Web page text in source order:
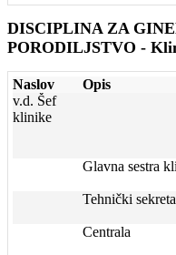
DISCIPLINA ZA
PORODILJSTVO -
Naslov Opis
v.d. Šef
klinike
Glavna sestra
Tehnički
Centrala